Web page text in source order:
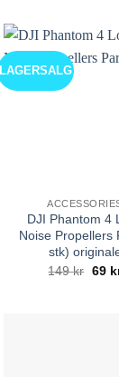
LAGERSALG
DJI Phantom 4
Noise Propellers
stk)
149kr 69